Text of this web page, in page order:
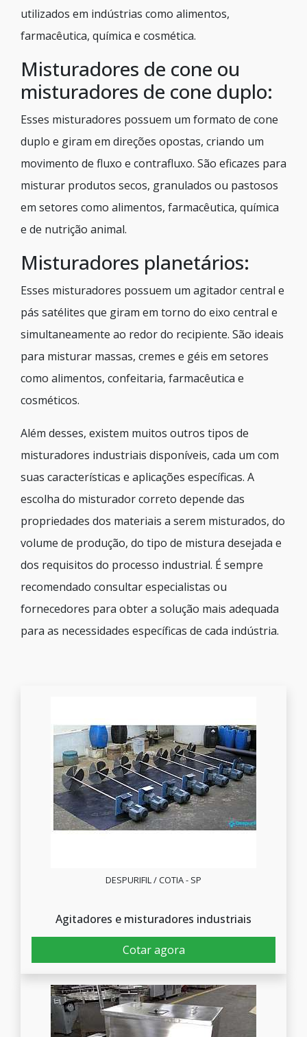
utilizados em indústrias como alimentos,
farmacêutica, química e cosmética.
Misturadores de cone ou
misturadores de cone duplo:
Esses misturadores possuem um formato de cone
duplo e giram em direções opostas, criando um
movimento de fluxo e contrafluxo. São eficazes para
misturar produtos secos, granulados ou pastosos
em setores como alimentos, farmacêutica, química
e de nutrição animal.
Misturadores planetários:
Esses misturadores possuem um agitador central e
pás satélites que giram em torno do eixo central e
simultaneamente ao redor do recipiente. São ideais
para misturar massas, cremes e géis em setores
como alimentos, confeitaria, farmacêutica e
cosméticos.
Além desses, existem muitos outros tipos de
misturadores industriais disponíveis, cada um com
suas características e aplicações específicas. A
escolha do misturador correto depende das
propriedades dos materiais a serem misturados, do
volume de produção, do tipo de mistura desejada e
dos requisitos do processo industrial. É sempre
recomendado consultar especialistas ou
fornecedores para obter a solução mais adequada
para as necessidades específicas de cada indústria.
DESPURIFIL / COTIA - SP
Agitadores e misturadores industriais
Cotar agora